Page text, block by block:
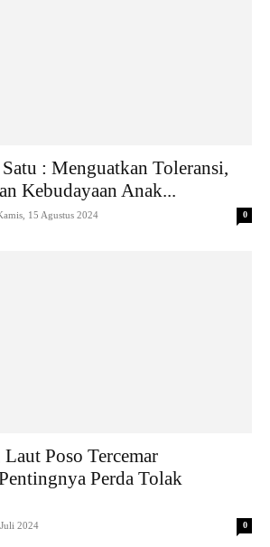
: Menguatkan Toleransi,
Kebudayaan Anak...
15 Agustus 2024 0
Poso Tercemar
Perda Tolak
2024 0